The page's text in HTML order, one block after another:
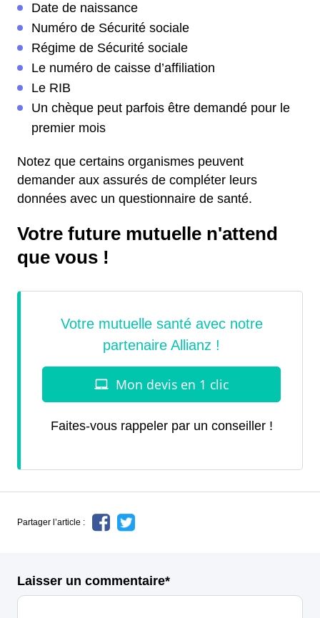
Date de naissance
Numéro de Sécurité sociale
Régime de Sécurité sociale
Le numéro de caisse d’affiliation
Le RIB
Un chèque peut parfois être demandé pour le
premier mois
Notez que certains organismes peuvent
demander aux assurés de compléter leurs
données avec un questionnaire de santé.
Votre future mutuelle n'attend
que vous !
Faites-vous rappeler par un conseiller !
Partager l’article :
Laisser un commentaire*